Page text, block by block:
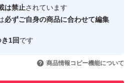
心・安全なユーザーです
引を完了させた実績があります
は禁止されています
必ずご自身の商品に合わせて編集
1回です
商品情報コピー機能について